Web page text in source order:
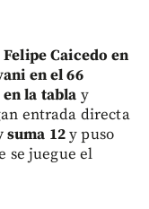
Caicedo en
en el 66
la tabla y
entrada directa
suma 12y puso
se juegue el